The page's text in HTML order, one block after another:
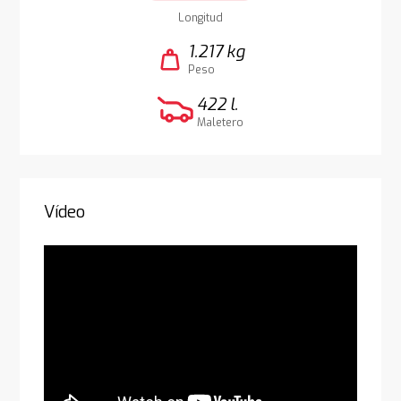
Longitud
weight 1.217 kg
Peso
422 l.
Maletero
Vídeo